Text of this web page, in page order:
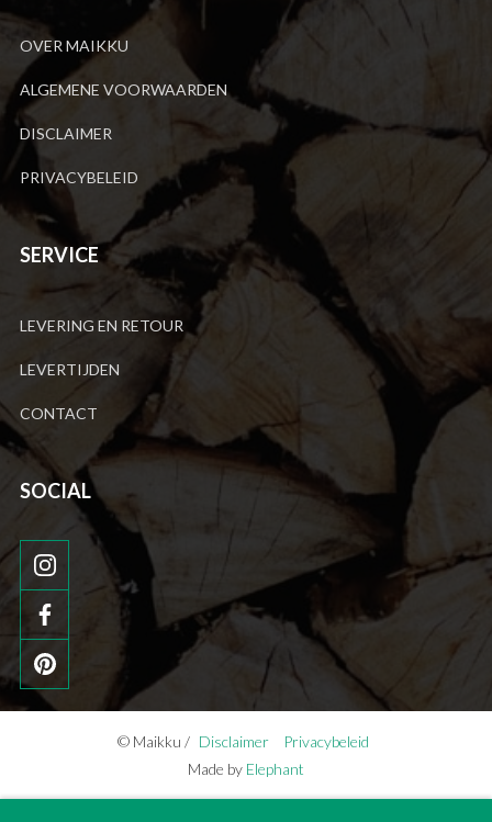
OVER MAIKKU
ALGEMENE VOORWAARDEN
DISCLAIMER
PRIVACYBELEID
SERVICE
LEVERING EN RETOUR
LEVERTIJDEN
CONTACT
SOCIAL
© Maikku / Disclaimer
Privacybeleid
Made by Elephant